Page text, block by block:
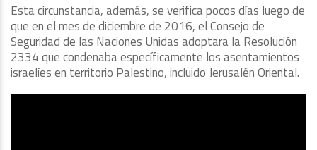
Esta circunstancia, además, se verifica pocos días luego de
que en el mes de diciembre de 2016, el Consejo de
Seguridad de las Naciones Unidas adoptara la Resolución
2334 que condenaba específicamente los asentamientos
israelíes en territorio Palestino, incluido Jerusalén Oriental.